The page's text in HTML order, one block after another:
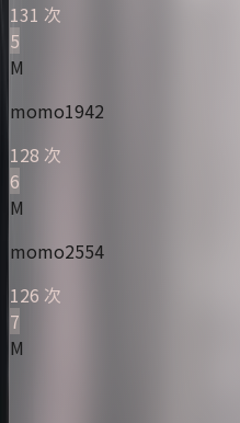
131 次
5
M
momo1942
128 次
6
M
momo2554
126 次
7
M